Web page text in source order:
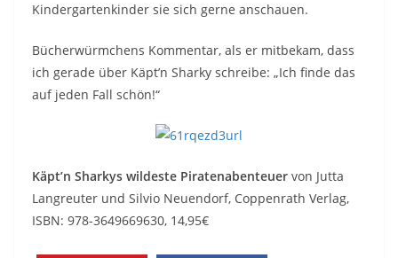
Kindergartenkinder sie sich gerne anschauen.
Bücherwürmchens Kommentar, als er mitbekam, dass
ich gerade über Käpt’n Sharky schreibe: „Ich finde das
auf jeden Fall schön!“
Käpt’n Sharkys wildeste Piratenabenteuer von Jutta
Langreuter und Silvio Neuendorf, Coppenrath Verlag,
ISBN: 978-3649669630, 14,95€